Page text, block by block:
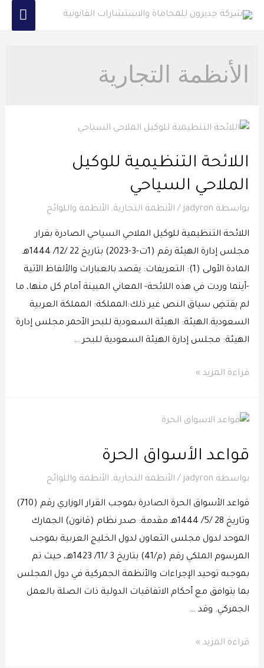
الأنظمة التجارية
اللائحة التنظيمية للوكيل
الملاحي السياحي
بواسطة jadyron
/ الأنظمة التجارية, الأنظمة واللوائح
اللائحة التنظيمية للوكيل الملاحي السياحي الصادرة بقرار
مجلس إدارة الهيئة رقم (1ت-3-2023) بتاريخ 22 /12/ 1444هـ
المادة الأولى (1): التعريفات: يقصد بالعبارات والألفاظ الآتية
-أينما وردت في هذه اللائحة- المعاني المبينة أمام كل منها، ما
لم يقتضِ سياق النص غير ذلك:المملكة: المملكة العربية
السعودية.الهيئة: الهيئة السعودية للبحر الأحمر.مجلس إدارة
الهيئة: مجلس إدارة الهيئة السعودية للبحر …
قراءة المزيد »
قواعد الأسواق الحرة
بواسطة jadyron
/ الأنظمة التجارية, الأنظمة واللوائح
قواعد الأسواق الحرة الصادرة بموجب القرار الوزاري رقم (710)
وتاريخ 28 /5/ 1444هـ مقدمة: صدر نظام (قانون) الجمارك
الموحد لدول مجلس التعاون لدول الخليج العربية بموجب
المرسوم الملكي رقم (م/41) بتاريخ 3 /11/ 1423هـ، حيث تم
بموجبه توحيد الإجراءات والأنظمة الجمركية في دول المجلس
بما يتوافق مع أحكام الاتفاقيات الدولية ذات الصلة بالعمل
الجمركي. وقد …
قراءة المزيد »